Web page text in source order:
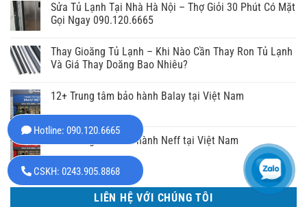
Sửa Tủ Lạnh Tại Nhà Hà Nội – Thợ Giỏi 30 Phút Có Mặt
Gọi Ngay 090.120.6665
Thay Gioăng Tủ Lạnh – Khi Nào Cần Thay Ron Tủ Lạnh
Và Giá Thay Doăng Bao Nhiêu?
12+ Trung tâm bảo hành Balay tại Việt Nam
24+ Trung tâm bảo hành Neff tại Việt Nam
LIÊN HỆ VỚI CHÚNG TÔI
Hotline: 090.120.6665
CSKH: 0243.905.8868